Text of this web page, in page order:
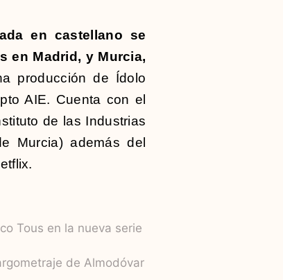
en castellano se
en Madrid, y Murcia,
producción de Ídolo
AIE. Cuenta con el
de las Industrias
Murcia) además del
Tous en la nueva serie
de Almodóvar